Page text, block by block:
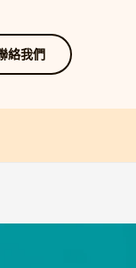
絡我們